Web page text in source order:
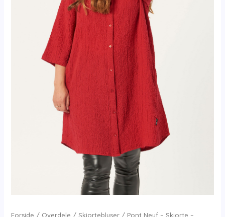
Forside / Overdele / Skjortebluser/ Pont Neuf – Skjorte –